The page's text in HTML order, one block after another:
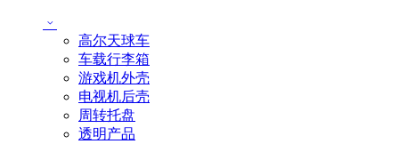
高尔天球车
车载行李箱
游戏机外壳
电视机后壳
周转托盘
透明产品